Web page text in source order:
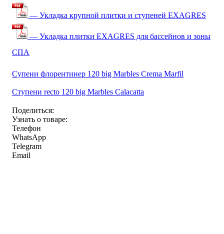
— Укладка крупной плитки и ступеней EXAGRES
— Укладка плитки EXAGRES для бассейнов и зоны
СПА
Супени флорентинер 120 big Marbles Crema Marfil
Ступени recto 120 big Marbles Calacatta
Поделиться:
Узнать о товаре:
Телефон
WhatsApp
Telegram
Email